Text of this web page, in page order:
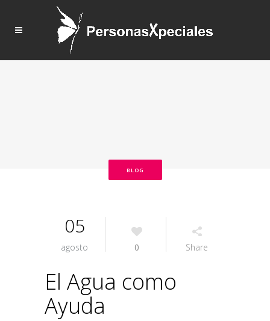
BLOG
05
agosto 0 Share
El Agua como
Ayuda